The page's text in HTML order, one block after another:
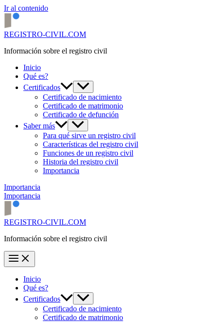
Ir al contenido
REGISTRO-CIVIL.COM
Información sobre el registro civil
Inicio
Qué es?
Certificados
Certificado de nacimiento
Certificado de matrimonio
Certificado de defunción
Saber más
Para qué sirve un registro civil
Características del registro civil
Funciones de un registro civil
Historia del registro civil
Importancia
Importancia
Importancia
REGISTRO-CIVIL.COM
Información sobre el registro civil
Inicio
Qué es?
Certificados
Certificado de nacimiento
Certificado de matrimonio